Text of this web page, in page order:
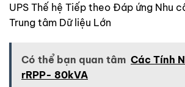
UPS Thế hệ Tiếp theo Đáp ứng Nhu
Trung tâm Dữ liệu Lớn
Có thể bạn quan tâm Các Tính
rRPP- 80kVA